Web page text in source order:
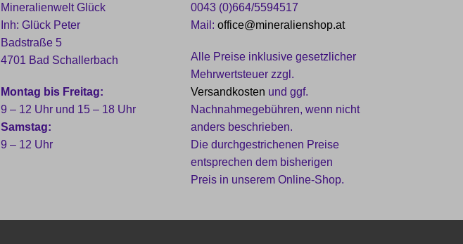
Mineralienwelt Glück
Inh: Glück Peter
Badstraße 5
4701 Bad Schallerbach
Montag bis Freitag:
9 – 12 Uhr und 15 – 18 Uhr
Samstag:
9 – 12 Uhr
0043 (0)664/5594517
Mail: office@mineralienshop.at
Alle Preise inklusive gesetzlicher
Mehrwertsteuer zzgl.
Versandkosten und ggf.
Nachnahmegebühren, wenn nicht
anders beschrieben.
Die durchgestrichenen Preise
entsprechen dem bisherigen
Preis in unserem Online-Shop.